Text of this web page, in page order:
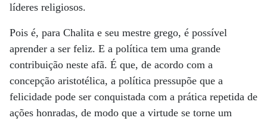
líderes religiosos.
Pois é, para Chalita e seu mestre grego, é possível
aprender a ser feliz. E a política tem uma grande
contribuição neste afã. É que, de acordo com a
concepção aristotélica, a política pressupõe que a
felicidade pode ser conquistada com a prática repetida de
ações honradas, de modo que a virtude se torne um